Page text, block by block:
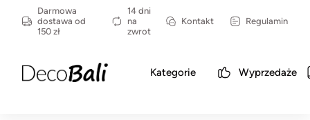
Darmowa
dostawa od
150 zł
14 dni
na
zwrot
Kontakt Regulamin
Kategorie Wyprzedaże